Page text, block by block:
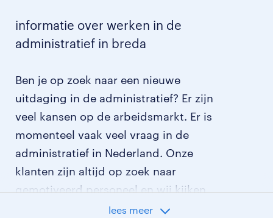
informatie over werken in de
administratief in breda
Ben je op zoek naar een nieuwe
uitdaging in de administratief? Er zijn
veel kansen op de arbeidsmarkt. Er is
momenteel vaak veel vraag in de
administratief in Nederland. Onze
klanten zijn altijd op zoek naar
gemotiveerd personeel en wij kijken
graag samen met je naar de organisatie
lees meer